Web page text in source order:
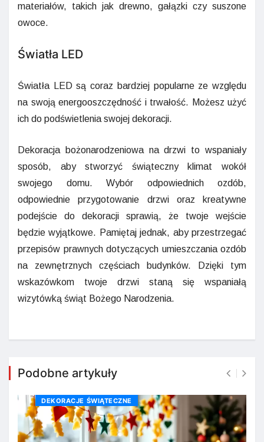
materiałów, takich jak drewno, gałązki czy suszone
owoce.
Światła LED
Światła LED są coraz bardziej popularne ze względu
na swoją energooszczędność i trwałość. Możesz użyć
ich do podświetlenia swojej dekoracji.
Dekoracja bożonarodzeniowa na drzwi to wspaniały
sposób, aby stworzyć świąteczny klimat wokół
swojego domu. Wybór odpowiednich ozdób,
odpowiednie przygotowanie drzwi oraz kreatywne
podejście do dekoracji sprawią, że twoje wejście
będzie wyjątkowe. Pamiętaj jednak, aby przestrzegać
przepisów prawnych dotyczących umieszczania ozdób
na zewnętrznych częściach budynków. Dzięki tym
wskazówkom twoje drzwi staną się wspaniałą
wizytówką świąt Bożego Narodzenia.
Podobne artykuły
DEKORACJE ŚWIĄTECZNE